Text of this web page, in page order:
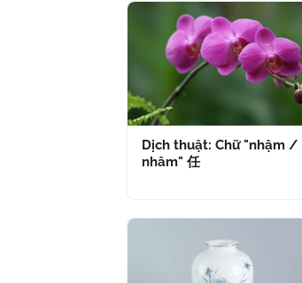
Dịch thuật: Chữ "nhậm /
nhâm" 任